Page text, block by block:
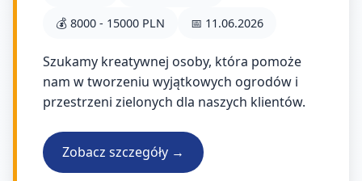
💰 8000 - 15000 PLN 📅 11.06.2026
Szukamy kreatywnej osoby, która pomoże
nam w tworzeniu wyjątkowych ogrodów i
przestrzeni zielonych dla naszych klientów.
Zobacz szczegóły →